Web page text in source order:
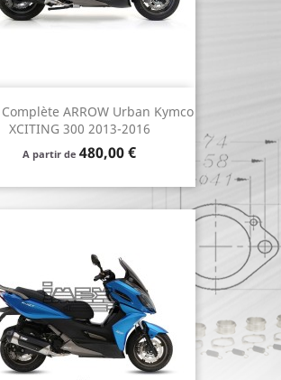
ARROW Urban Kymco
XCITING 300 2013-2016
A partir de Prix
480,00 €